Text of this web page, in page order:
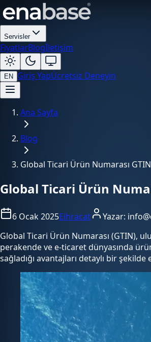
Servisler
FiyatlarBlogİletişim
EN Giriş YapÜcretsiz Deneyin
Ana Sayfa
Blog
Global Ticari Ürün Numarası
Global Ticari Ürün
6 Ocak 2025Eihracat Yazar:
Global Ticari Ürün Numarası (GTIN),
perakende ve e-ticaret dünyasında
sağladığı avantajları detaylı bir şekilde